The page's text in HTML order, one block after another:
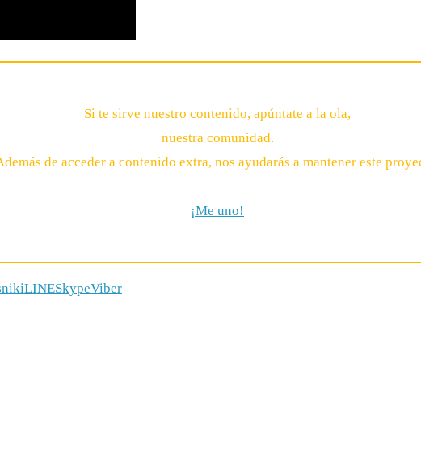
Si te sirve nuestro contenido, apúntate a la ola,
nuestra comunidad.
de acceder a contenido extra, nos ayudarás a mantener este
¡Me uno!
LINESkypeViber